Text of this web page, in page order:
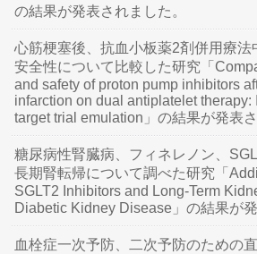
の結果が発表されました。
心筋梗塞後、抗血小板薬2剤併用療法
安全性について比較した研究「
and safety of proton pump inhibitors
infarction on dual antiplatelet therapy:
target trial emulation」の結果が発表さ
糖尿病性腎臓病、フィネレノン、
長期腎転帰について調べた研究「
SGLT2 Inhibitors and Long-Term
Diabetic Kidney Disease」の結果が
血栓症一次予防、二次予防のための